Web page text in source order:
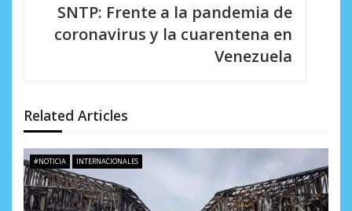
n
d
e
e
SNTP: Frente a la pandemia de
coronavirus y la cuarentena en
Venezuela
Related Articles
#NOTICIA INTERNACIONALES